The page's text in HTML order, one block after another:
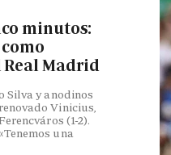
minutos:
Madrid
Silva y anodinos
Vinicius,
(1-2).
una